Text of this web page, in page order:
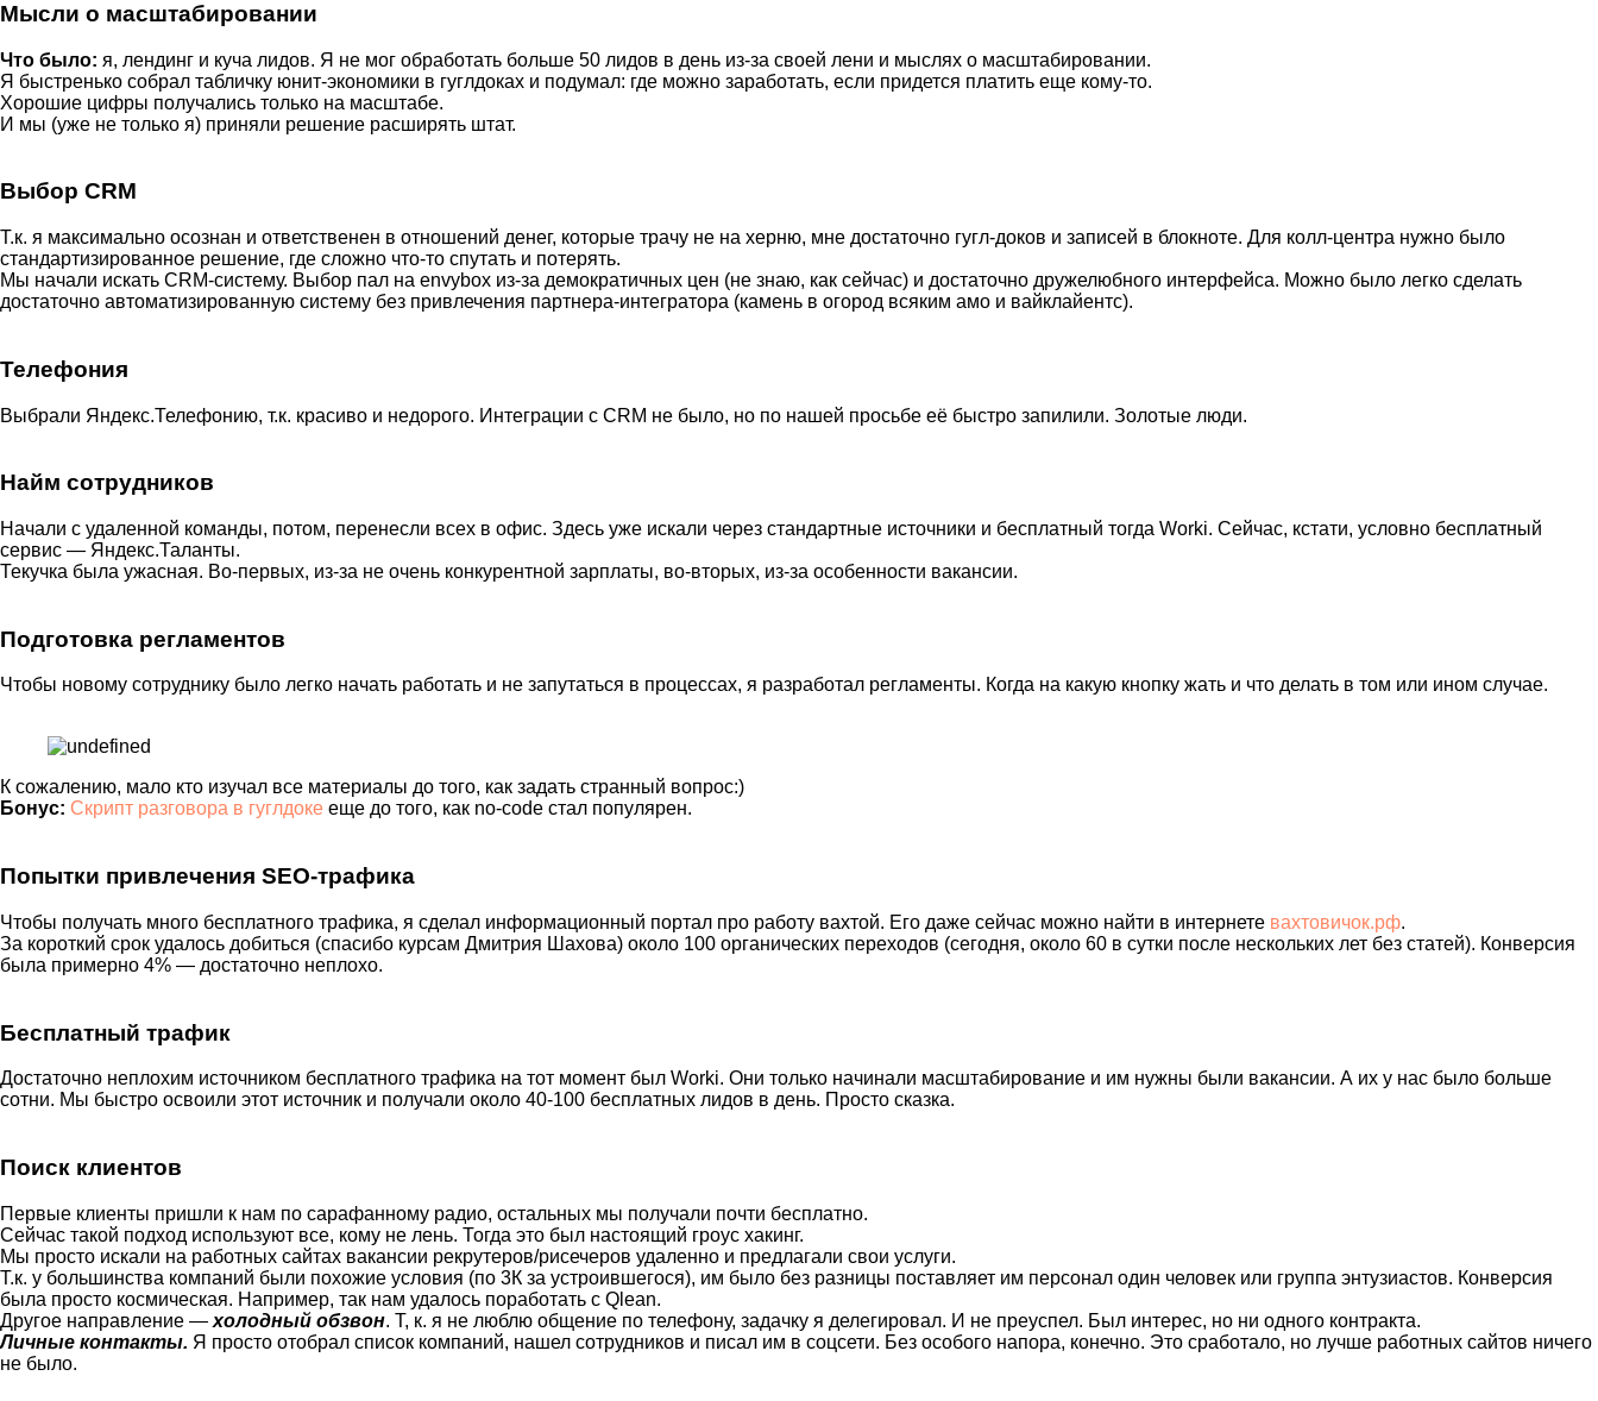
Мысли о масштабировании
Что было: я, лендинг и куча лидов. Я не мог обработать больше 50 лидов в день из-за своей лени и мыслях о масштабировании.
Я быстренько собрал табличку юнит-экономики в гуглдоках и подумал: где можно заработать, если придется платить еще кому-то.
Хорошие цифры получались только на масштабе.
И мы (уже не только я) приняли решение расширять штат.
Выбор CRM
Т.к. я максимально осознан и ответственен в отношений денег, которые трачу не на херню, мне достаточно гугл-доков и записей в блокноте. Для колл-центра нужно было
стандартизированное решение, где сложно что-то спутать и потерять.
Мы начали искать CRM-систему. Выбор пал на envybox из-за демократичных цен (не знаю, как сейчас) и достаточно дружелюбного интерфейса. Можно было легко сделать
достаточно автоматизированную систему без привлечения партнера-интегратора (камень в огород всяким амо и вайклайентс).
Телефония
Выбрали Яндекс.Телефонию, т.к. красиво и недорого. Интеграции с CRM не было, но по нашей просьбе её быстро запилили. Золотые люди.
Найм сотрудников
Начали с удаленной команды, потом, перенесли всех в офис. Здесь уже искали через стандартные источники и бесплатный тогда Worki. Сейчас, кстати, условно бесплатный
сервис — Яндекс.Таланты.
Текучка была ужасная. Во-первых, из-за не очень конкурентной зарплаты, во-вторых, из-за особенности вакансии.
Подготовка регламентов
Чтобы новому сотруднику было легко начать работать и не запутаться в процессах, я разработал регламенты. Когда на какую кнопку жать и что делать в том или ином случае.
К сожалению, мало кто изучал все материалы до того, как задать странный вопрос:)
Бонус: Скрипт разговора в гуглдоке еще до того, как no-code стал популярен.
Попытки привлечения SEO-трафика
Чтобы получать много бесплатного трафика, я сделал информационный портал про работу вахтой. Его даже сейчас можно найти в интернете вахтовичок.рф.
За короткий срок удалось добиться (спасибо курсам Дмитрия Шахова) около 100 органических переходов (сегодня, около 60 в сутки после нескольких лет без статей). Конверсия
была примерно 4% — достаточно неплохо.
Бесплатный трафик
Достаточно неплохим источником бесплатного трафика на тот момент был Worki. Они только начинали масштабирование и им нужны были вакансии. А их у нас было больше
сотни. Мы быстро освоили этот источник и получали около 40-100 бесплатных лидов в день. Просто сказка.
Поиск клиентов
Первые клиенты пришли к нам по сарафанному радио, остальных мы получали почти бесплатно.
Сейчас такой подход используют все, кому не лень. Тогда это был настоящий гроус хакинг.
Мы просто искали на работных сайтах вакансии рекрутеров/рисечеров удаленно и предлагали свои услуги.
Т.к. у большинства компаний были похожие условия (по 3К за устроившегося), им было без разницы поставляет им персонал один человек или группа энтузиастов. Конверсия
была просто космическая. Например, так нам удалось поработать с Qlean.
Другое направление — холодный обзвон. Т, к. я не люблю общение по телефону, задачку я делегировал. И не преуспел. Был интерес, но ни одного контракта.
Личные контакты. Я просто отобрал список компаний, нашел сотрудников и писал им в соцсети. Без особого напора, конечно. Это сработало, но лучше работных сайтов ничего
не было.